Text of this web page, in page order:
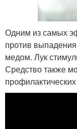
Одним из самых
против
медом. Лук
Средство также